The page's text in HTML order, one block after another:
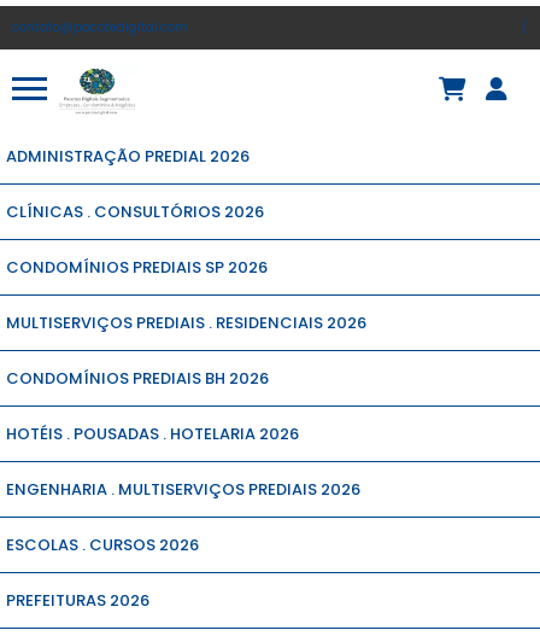
contato@pacotedigital.com (
ADMINISTRAÇÃO PREDIAL 2026
CLÍNICAS . CONSULTÓRIOS 2026
CONDOMÍNIOS PREDIAIS SP 2026
MULTISERVIÇOS PREDIAIS . RESIDENCIAIS 2026
CONDOMÍNIOS PREDIAIS BH 2026
HOTÉIS . POUSADAS . HOTELARIA 2026
ENGENHARIA . MULTISERVIÇOS PREDIAIS 2026
ESCOLAS . CURSOS 2026
PREFEITURAS 2026